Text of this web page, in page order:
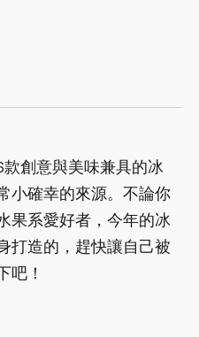
創意與美味兼具的冰
小確幸的來源。不論你
果系愛好者，今年的冰
打造的，趕快讓自己被
吧！